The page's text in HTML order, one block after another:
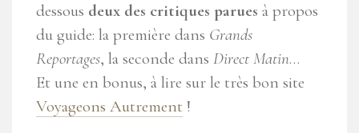
dessous deux des critiques parues à propos
du guide: la première dans Grands
Reportages, la seconde dans Direct Matin…
Et une en bonus, à lire sur le très bon site
Voyageons Autrement !